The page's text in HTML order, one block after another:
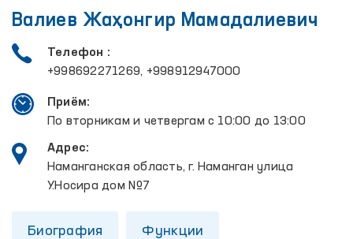
Валиев Жаҳонгир Мамадалиевич
Телефон :
+998692271269, +998912947000
Приём:
По вторникам и четвергам с 10:00 до 13:00
Адрес:
Наманганская область, г. Наманган улица
У.Носира дом №7
Биография Функции